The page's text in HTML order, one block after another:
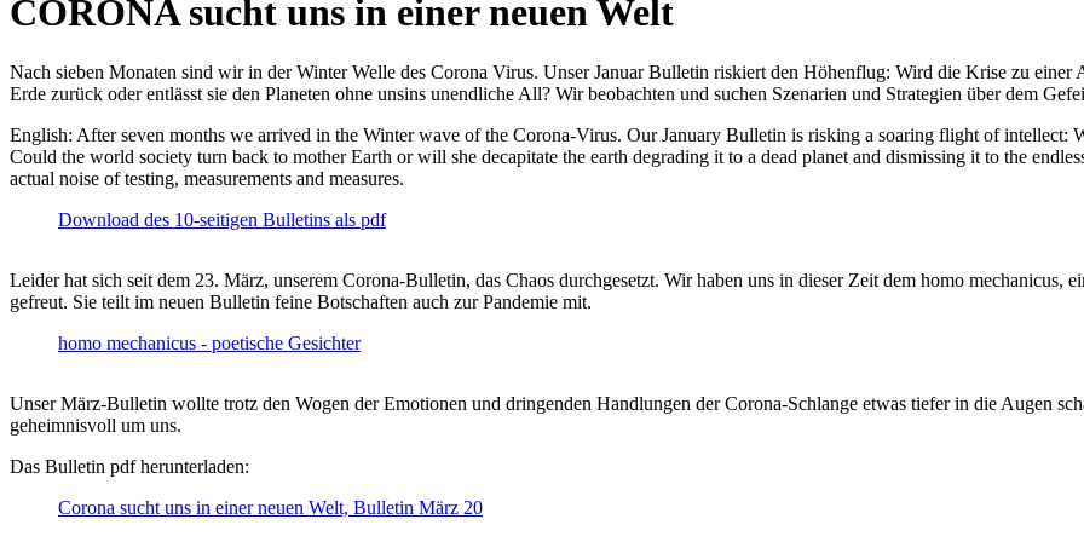
CORONA sucht uns in einer neuen Welt
Nach sieben Monaten sind wir in der Winter Welle des Corona Virus. Unser Januar Bulletin riskiert den Höhenflug: Wird die Krise zu
Erde zurück oder entlässt sie den Planeten ohne unsins unendliche All? Wir beobachten und suchen Szenarien und Strategien über dem
English: After seven months we arrived in the Winter wave of the Corona-Virus. Our January Bulletin is risking a soaring flight of intellect:
Could the world society turn back to mother Earth or will she decapitate the earth degrading it to a dead planet and dismissing it to the
actual noise of testing, measurements and measures.
Download des 10-seitigen Bulletins als pdf
Leider hat sich seit dem 23. März, unserem Corona-Bulletin, das Chaos durchgesetzt. Wir haben uns in dieser Zeit dem homo mechanicus,
gefreut. Sie teilt im neuen Bulletin feine Botschaften auch zur Pandemie mit.
homo mechanicus - poetische Gesichter
Unser März-Bulletin wollte trotz den Wogen der Emotionen und dringenden Handlungen der Corona-Schlange etwas tiefer in die Augen
geheimnisvoll um uns.
Das Bulletin pdf herunterladen:
Corona sucht uns in einer neuen Welt, Bulletin März 20